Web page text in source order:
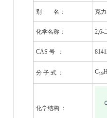
别 名： 克
化学名称： 2,6-
CAS 号 ：
分 子 式 ： C19
化学结构 ：